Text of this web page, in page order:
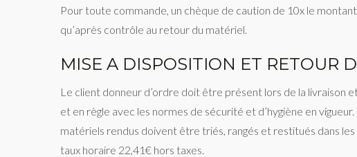
Pour toute commande, un chèque de caution de 10x le
qu’après contrôle au retour du matériel.
MISE A DISPOSITION ET RETOUR
Le client donneur d’ordre doit être présent lors de la
et en règle avec les normes de sécurité et d’hygiène en
matériels rendus doivent être triés, rangés et restitués dans
taux horaire 22,41€ hors taxes.